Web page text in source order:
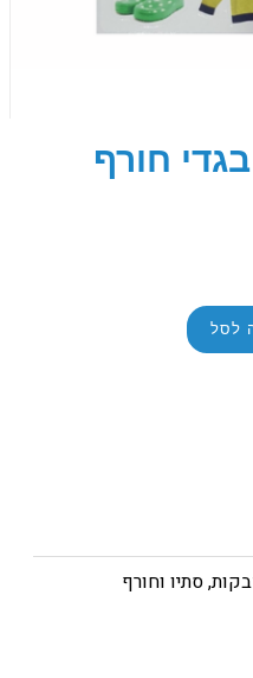
חורף
לסל
,סתיו וחורף